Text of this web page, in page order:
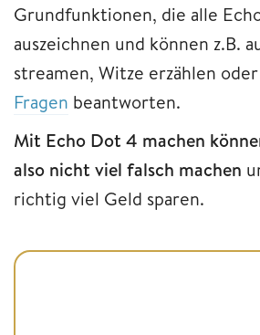
Grundfunktionen, die alle
auszeichnen und können z.B.
streamen, Witze erzählen oder
Fragen beantworten.
Mit Echo Dot 4 machen
also nicht viel falsch machen
richtig viel Geld sparen.